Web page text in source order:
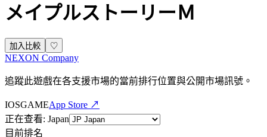
メイプルストーリーＭ
加入比較 ♡
NEXON Company
追蹤此遊戲在各支援市場的當前排行位置與公開市場訊號。
IOSGAMEApp Store ↗
正在查看: Japan
目前排名